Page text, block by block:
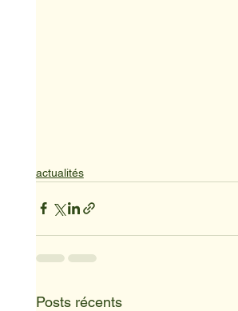
actualités
Posts récents